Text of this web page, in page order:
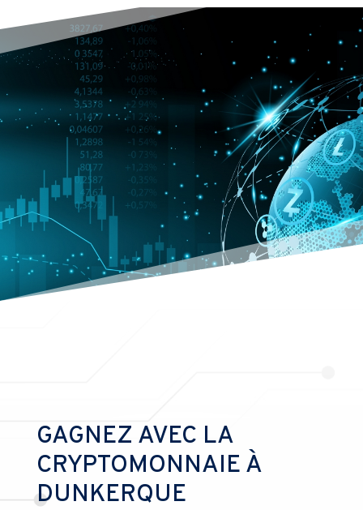
GAGNEZ AVEC LA
CRYPTOMONNAIE À
DUNKERQUE